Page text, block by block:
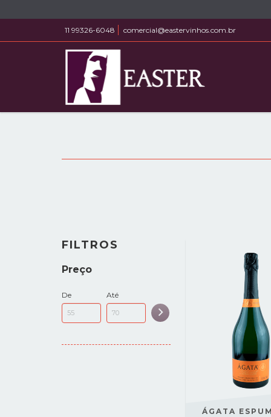
11 99326-6048 comercial@eastervinhos.com.br
FILTROS
Preço
De Até
ÁGATA